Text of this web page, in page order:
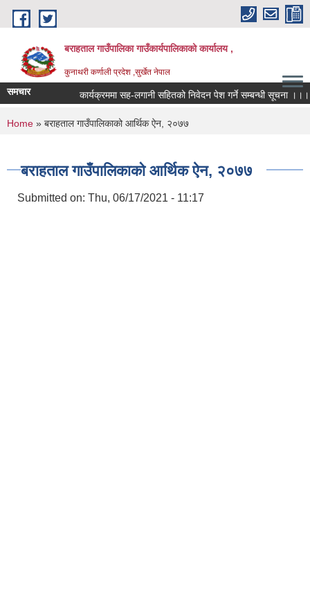
Skip to main content
बराहताल गाउँपालिका गाउँकार्यपालिकाको कार्यालय ,
कुनाथरी कर्णाली प्रदेश ,सुर्खेत नेपाल
समचार कार्यक्रममा सह-लगानी सहितको निवेदन पेश गर्ने सम्बन्धी सूचना ।।।
You are here
Home » बराहताल गाउँपालिकाको आर्थिक ऐन, २०७७
बराहताल गाउँपालिकाको आर्थिक ऐन, २०७७
Submitted on: Thu, 06/17/2021 - 11:17